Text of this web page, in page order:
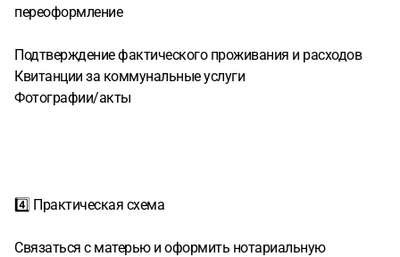
переоформление
Подтверждение фактического проживания и расходов
Квитанции за коммунальные услуги
Фотографии/акты
4️⃣ Практическая схема
Связаться с матерью и оформить нотариальную